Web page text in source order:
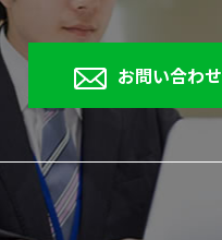
お問い合わせ